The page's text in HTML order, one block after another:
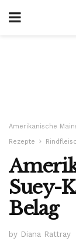
Amerikanische
Rezepte
Suey-
Belag
by Diana Rattray